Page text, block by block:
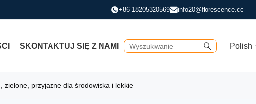
+86 18205320569 info20@florescence.cc
SKONTAKTUJ SIĘ Z NAMI Polish
zielone, przyjazne dla środowiska i lekkie